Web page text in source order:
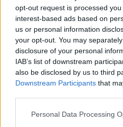
opt-out request is processed
interest-based ads based on
us or personal information
your opt-out. You may
disclosure of your personal
IAB’s list of downstream
also be disclosed by us to third
Downstream Participants that
Personal Data Processing
WSJ: Ο Πούτιν
επίθεση σε χώρα του
07/08/2026
Υπόθεση Predator:
Απορρίφθηκαν τα
07/08/2026
07/08/2026